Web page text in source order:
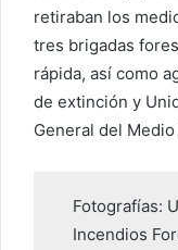
retiraban los
tres brigadas
rápida, así como
de extinción y
General del
Fotografías:
Incendios